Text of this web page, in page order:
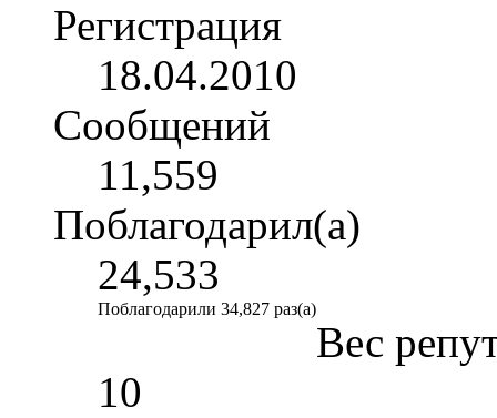
Регистрация
18.04.2010
Сообщений
11,559
Поблагодарил(а)
24,533
Поблагодарили 34,827 раз(а)
Вес
10